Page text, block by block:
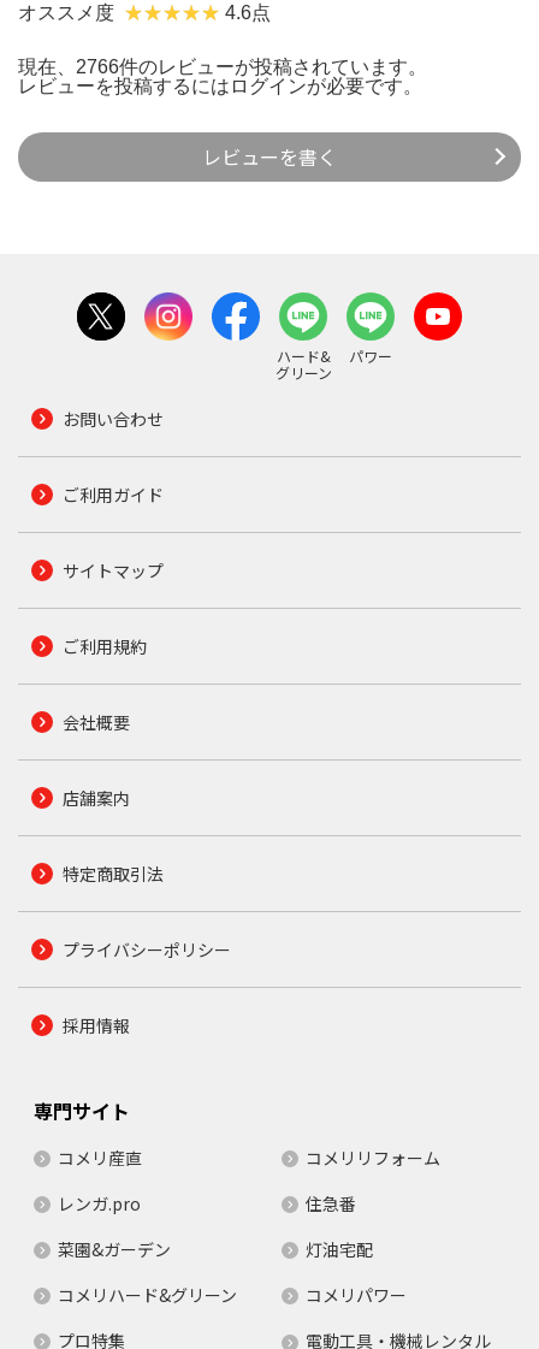
オススメ度 4.6点
現在、2766件のレビューが投稿されています。
レビューを投稿するには ログインが必要です。
レビューを書く
ハード&
グリーン
パワー
お問い合わせ
ご利用ガイド
サイトマップ
ご利用規約
会社概要
店舗案内
特定商取引法
プライバシーポリシー
採用情報
専門サイト
コメリ産直
コメリリフォーム
レンガ.pro
住急番
菜園&ガーデン
灯油宅配
コメリハード&グリーン
コメリパワー
プロ特集
電動工具・機械レンタル